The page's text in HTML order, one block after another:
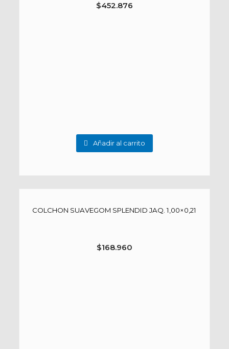
$452.876
Añadir al carrito
COLCHON SUAVEGOM SPLENDID JAQ. 1,00×0,21
$168.960